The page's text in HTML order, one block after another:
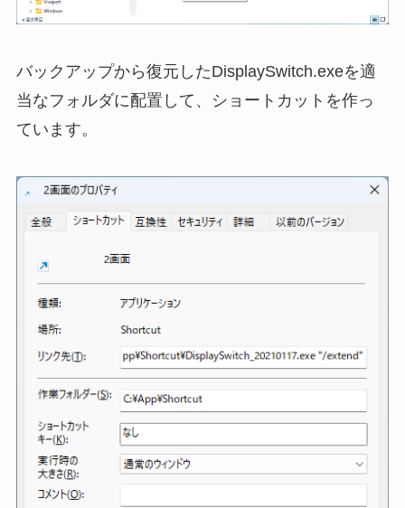
バックアップから復元したDisplaySwitch.exeを適
当なフォルダに配置して、ショートカットを作っ
ています。